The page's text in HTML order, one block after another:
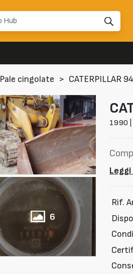
Pale cingolate > CATERPILLAR
6
1990 |
Rif.